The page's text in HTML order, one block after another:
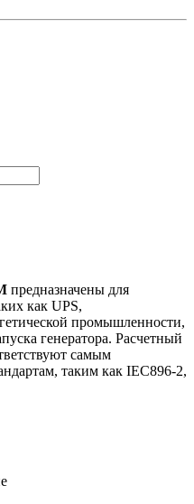
предназначены для
как UPS,
промышленности,
генератора. Расчетный
самым
таким как IEC896-2,